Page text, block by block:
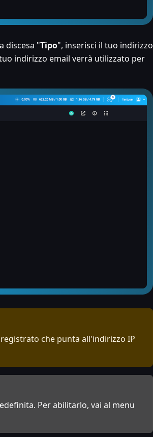
discesa "Tipo", inserisci il tuo indirizzo
indirizzo email verrà utilizzato per
che punta all'indirizzo IP
Per abilitarlo, vai al menu